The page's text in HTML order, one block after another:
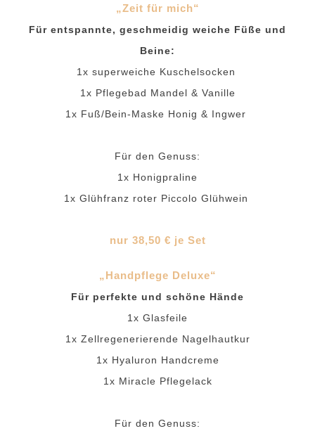
„Zeit für mich“
Für entspannte, geschmeidig weiche Füße und
Beine:
1x superweiche Kuschelsocken
1x Pflegebad Mandel & Vanille
1x Fuß/Bein-Maske Honig & Ingwer
Für den Genuss:
1x Honigpraline
1x Glühfranz roter Piccolo Glühwein
nur 38,50 € je Set
„Handpflege Deluxe“
Für perfekte und schöne Hände
1x Glasfeile
1x Zellregenerierende Nagelhautkur
1x Hyaluron Handcreme
1x Miracle Pflegelack
Für den Genuss: